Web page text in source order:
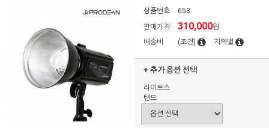
상품번호
653
판매가격
310,000원
배송비
(조건) 지역별
+ 추가 옵션 선택
라이트스
탠드